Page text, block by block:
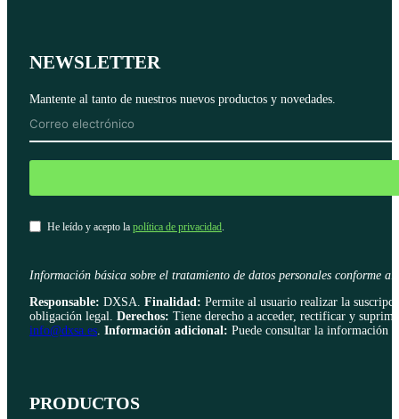
NEWSLETTER
Mantente al tanto de nuestros nuevos productos y novedades.
He leído y acepto la política de privacidad.
Información básica sobre el tratamiento de datos personales conforme
Responsable: DXSA. Finalidad: Permite al usuario realizar la
obligación legal. Derechos: Tiene derecho a acceder, rectificar y
info@dxsa.es. Información adicional: Puede consultar la información
PRODUCTOS